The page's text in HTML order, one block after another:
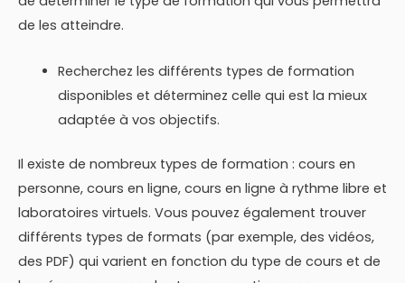
de les atteindre.
Recherchez les différents types de formation
disponibles et déterminez celle qui est la mieux
adaptée à vos objectifs.
Il existe de nombreux types de formation : cours en
personne, cours en ligne, cours en ligne à rythme libre et
laboratoires virtuels. Vous pouvez également trouver
différents types de formats (par exemple, des vidéos,
des PDF) qui varient en fonction du type de cours et de